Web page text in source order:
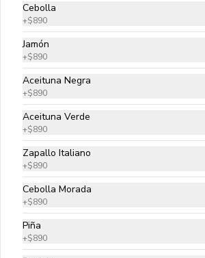
Carne angus,
tomate, cebolla
Carne angus,
Cebolla
+$890
Jamón
+$890
Aceituna Negra
+$890
Aceituna Verde
+$890
Zapallo Italiano
+$890
Cebolla Morada
+$890
Piña
+$890